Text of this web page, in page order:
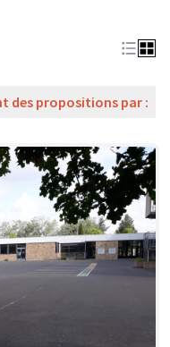
des propositions par :